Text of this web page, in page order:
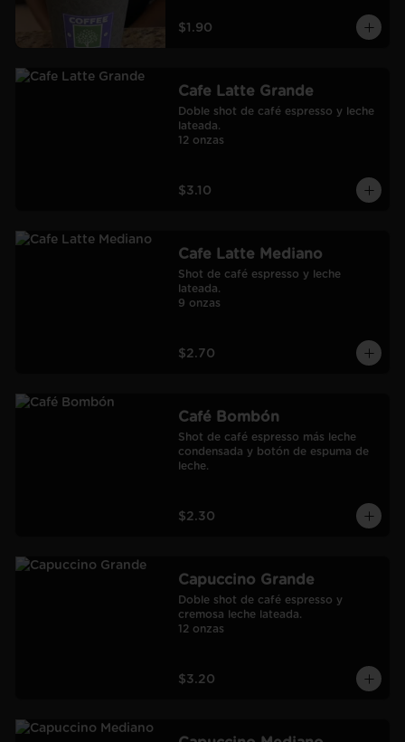
$1.90
Cafe Latte Grande
Doble shot de café espresso y leche
lateada.
12 onzas
$3.10
Cafe Latte Mediano
Shot de café espresso y leche
lateada.
9 onzas
$2.70
Café Bombón
Shot de café espresso más leche
condensada y botón de espuma de
leche.
$2.30
Capuccino Grande
Doble shot de café espresso y
cremosa leche lateada.
12 onzas
$3.20